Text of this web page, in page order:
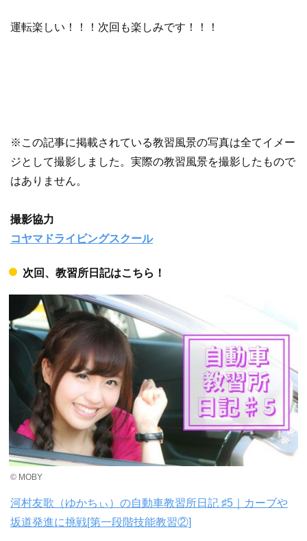
運転楽しい！！！次回も楽しみです！！！
※この記事に掲載されている教習風景の写真は全てイメー
ジとして撮影しました。実際の教習風景を撮影したもので
はありません。
撮影協力
コヤマドライビングスクール
次回、教習所日記はこちら！
© MOBY
河村友歌（ゆかちぃ）の自動車教習所日記 ♯5｜カーブや
坂道発進に挑戦[第一段階技能教習②]